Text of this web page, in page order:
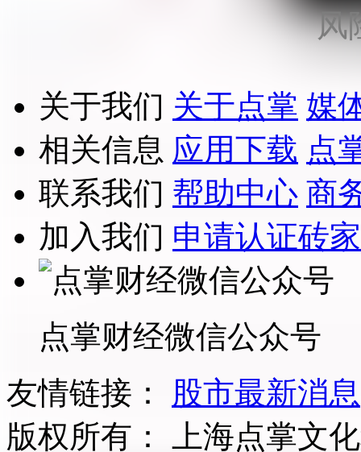
风
关于我们 关于点掌 媒
相关信息 应用下载 点
联系我们 帮助中心 商
加入我们 申请认证砖家
点掌财经微信公众号
友情链接：
股市最新消息
版权所有：
上海点掌文